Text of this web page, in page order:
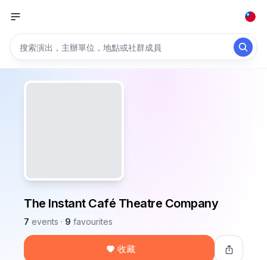
The Instant Café Theatre Company
7 events · 9 favourites
收藏